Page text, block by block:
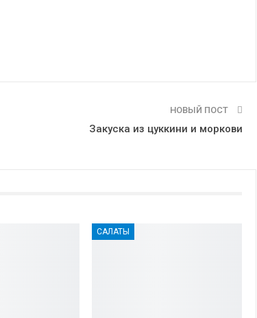
НОВЫЙ ПОСТ
Закуска из цуккини и моркови
САЛАТЫ